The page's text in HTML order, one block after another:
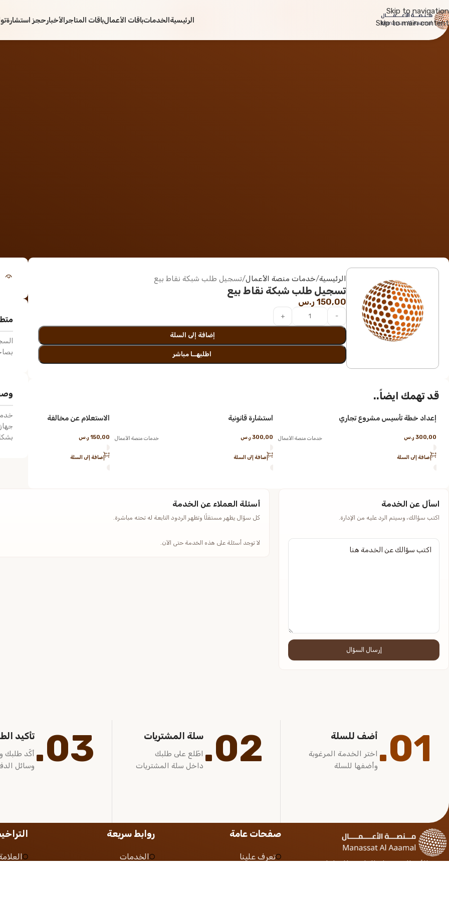
Skip to navigation
Skip to main content
الرئيسية الخدماتباقات الأعمالباقات المتاجر الأخبارحجز استشارة
الرئيسية خدمات منصة الأعمال تسجيل طلب شبكة نقاط بيع
تسجيل طلب شبكة نقاط بيع
150,00 ر.س
إضافة إلى السلة
اطلبهــا مباشر
قد تهمك ايضاً..
إعداد خطة تأسيس مشروع تجاري
خدمات منصة الأعمال 300,00 ر.س
إضافة إلى السلة
استشارة قانونية
خدمات منصة الأعمال 300,00 ر.س
إضافة إلى السلة
الاستعلام عن مخالفة
150,00 ر.س
إضافة إلى السلة
اسأل عن الخدمة
اكتب سؤالك، وسيتم الرد عليه من الإدارة.
إرسال السؤال
أسئلة العملاء عن الخدمة
كل سؤال يظهر مستقلًا وتظهر الردود التابعة له تحته مباشرة.
لا توجد أسئلة على هذه الخدمة حتى الآن.
01. أضف للسلة
اختر الخدمة المرغوبة
وأضفها للسلة
02. سلة المشتريات
اطّلع على طلبك
داخل سلة المشتريات
03. تأكيد
أكّد طلبك
وسائل
منصة الأعمال جسرك القانوني للتعامل مع
صفحات عامة
تعرف علينا
روابط سريعة
الخدمات